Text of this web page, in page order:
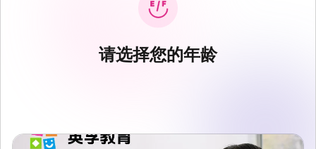
请选择您的年龄